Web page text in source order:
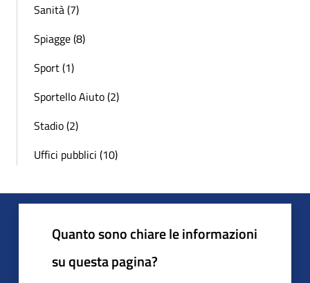
Sanità (7)
Spiagge (8)
Sport (1)
Sportello Aiuto (2)
Stadio (2)
Uffici pubblici (10)
Quanto sono chiare le informazioni
su questa pagina?